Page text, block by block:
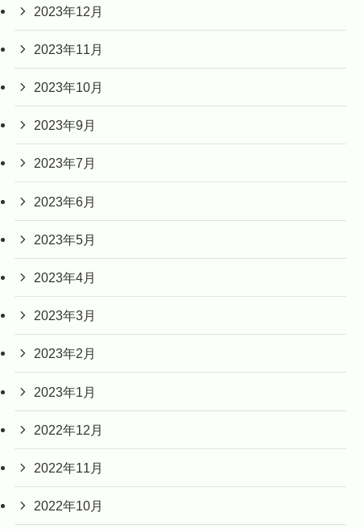
2023年12月
2023年11月
2023年10月
2023年9月
2023年7月
2023年6月
2023年5月
2023年4月
2023年3月
2023年2月
2023年1月
2022年12月
2022年11月
2022年10月